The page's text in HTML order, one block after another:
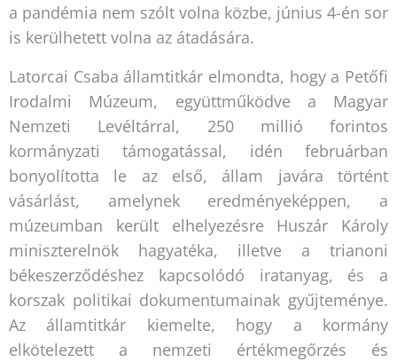
a pandémia nem szólt volna közbe, június 4-én sor
is kerülhetett volna az átadására.
Latorcai Csaba államtitkár elmondta, hogy a Petőfi
Irodalmi Múzeum, együttműködve a Magyar
Nemzeti Levéltárral, 250 millió forintos
kormányzati támogatással, idén februárban
bonyolította le az első, állam javára történt
vásárlást, amelynek eredményeképpen, a
múzeumban került elhelyezésre Huszár Károly
miniszterelnök hagyatéka, illetve a trianoni
békeszerződéshez kapcsolódó iratanyag, és a
korszak politikai dokumentumainak gyűjteménye.
Az államtitkár kiemelte, hogy a kormány
elkötelezett a nemzeti értékmegőrzés és